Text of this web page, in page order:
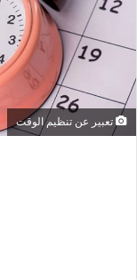
تعبير عن تنظيم الوقت